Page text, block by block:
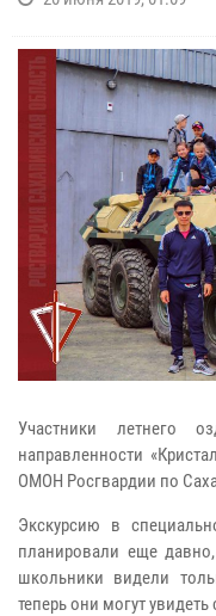
Участники летнего
направленности
ОМОН Росгвардии по
Экскурсию в
планировали еще
школьники видели
теперь они могут